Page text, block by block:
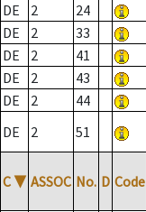
DE
2 24
DE
2 33
DE
2 41
DE
2 43
DE
2 44
DE
2 51
C ▼ ASSOC No. D Code